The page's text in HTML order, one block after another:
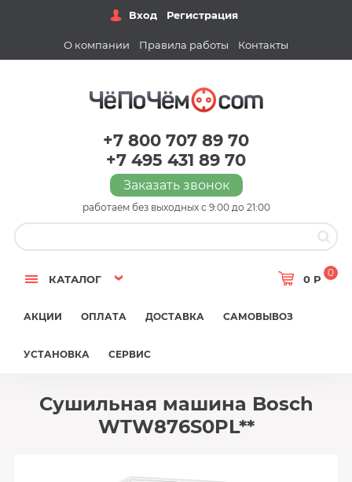
Вход Регистрация
О компании Правила работы Контакты
+7 800 707 89 70
+7 495 431 89 70
Заказать звонок
работаем без выходных с 9:00 до 21:00
КАТАЛОГ 0 Р
0
АКЦИИ ОПЛАТА ДОСТАВКА САМОВЫВОЗ
УСТАНОВКА СЕРВИС
Сушильная машина Bosch
WTW876S0PL**